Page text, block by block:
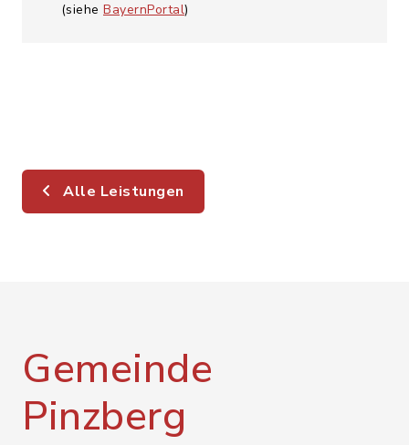
(siehe BayernPortal)
Alle Leistungen
Gemeinde
Pinzberg